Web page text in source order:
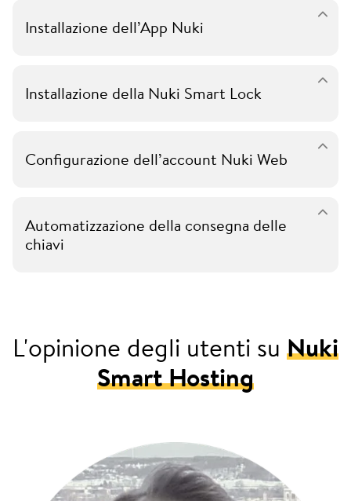
Installazione dell’App Nuki
Installazione della Nuki Smart Lock
Configurazione dell’account Nuki Web
Automatizzazione della consegna delle
chiavi
L'opinione degli utenti su Nuki
Smart Hosting